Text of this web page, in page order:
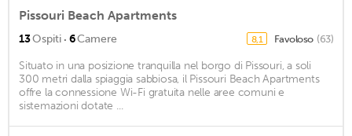
Pissouri Beach Apartments
13Ospiti · 6Camere 8,1 Favoloso (63)
Situato in una posizione tranquilla nel borgo di Pissouri, a soli
300 metri dalla spiaggia sabbiosa, il Pissouri Beach Apartments
offre la connessione Wi-Fi gratuita nelle aree comuni e
sistemazioni dotate ...